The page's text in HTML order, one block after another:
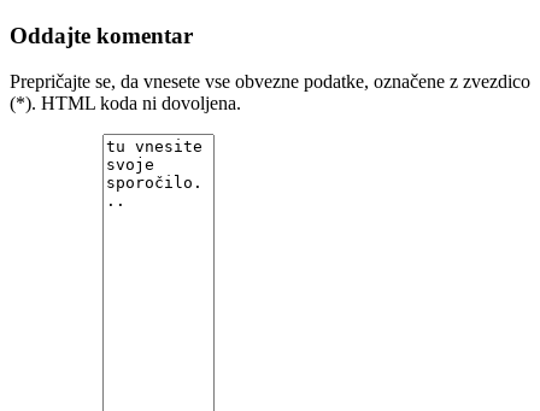
Oddajte komentar
Prepričajte se, da vnesete vse obvezne podatke, označene z zvezdico
(*). HTML koda ni dovoljena.